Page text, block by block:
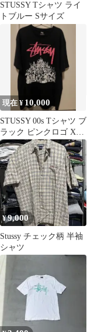
STUSSY Tシャツ ライ
トブルー Sサイズ
現在 ¥ 10,000
STUSSY 00s Tシャツ ブ
ラック ピンクロゴ XL
古着
¥9,000
Stussy チェック柄 半袖
シャツ